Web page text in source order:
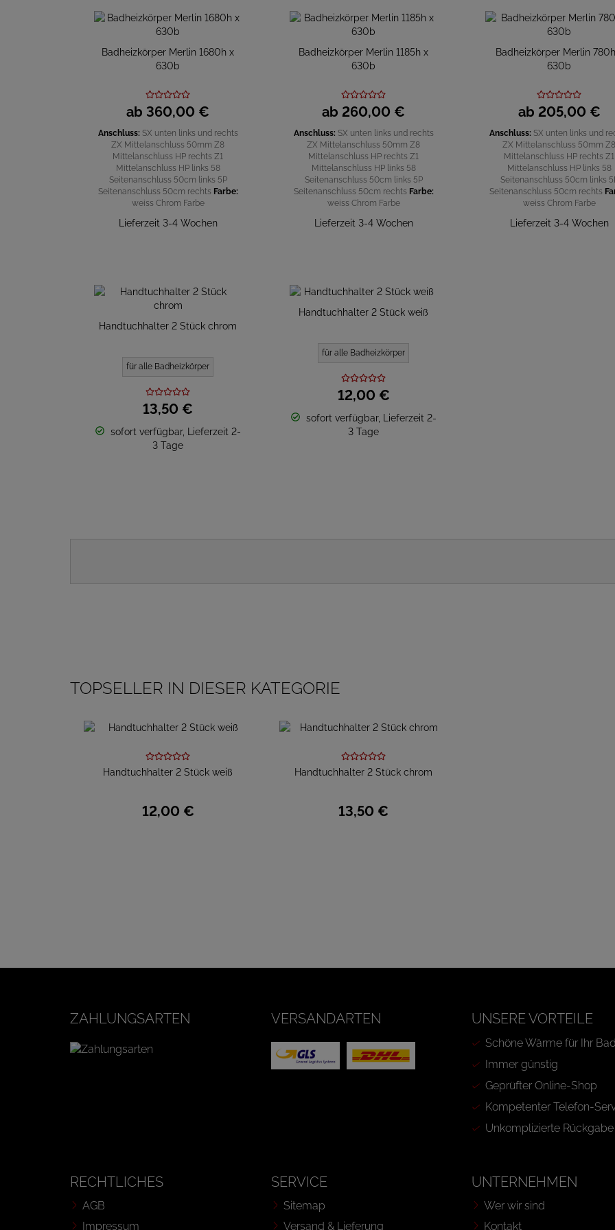
Badheizkörper Merlin 1680h x
630b
ab 360,00 €
Anschluss: SX unten links und rechts
ZX Mittelanschluss 50mm Z8
Mittelanschluss HP rechts Z1
Mittelanschluss HP links 58
Seitenanschluss 50cm links 5P
Seitenanschluss 50cm rechts Farbe:
weiss Chrom Farbe
Lieferzeit 3-4 Wochen
Badheizkörper Merlin 1185h x
630b
ab 260,00 €
Anschluss: SX unten links und rechts
ZX Mittelanschluss 50mm Z8
Mittelanschluss HP rechts Z1
Mittelanschluss HP links 58
Seitenanschluss 50cm links 5P
Seitenanschluss 50cm rechts Farbe:
weiss Chrom Farbe
Lieferzeit 3-4 Wochen
Badheizkörper Merlin
630b
ab 205,00 €
Anschluss: SX unten links und
ZX Mittelanschluss 50mm Z8
Mittelanschluss HP rechts Z1
Mittelanschluss HP links 58
Seitenanschluss 50cm links
Seitenanschluss 50cm rechts
weiss Chrom Farbe
Lieferzeit 3-4 Wochen
Handtuchhalter 2 Stück chrom
für alle Badheizkörper
13,50 €
sofort verfügbar, Lieferzeit 2-
3 Tage
Handtuchhalter 2 Stück weiß
für alle Badheizkörper
12,00 €
sofort verfügbar, Lieferzeit 2-
3 Tage
TOPSELLER IN DIESER KATEGORIE
Handtuchhalter 2 Stück weiß
12,00 €
Handtuchhalter 2 Stück chrom
13,50 €
ZAHLUNGSARTEN VERSANDARTEN UNSERE VORTEILE
Schöne Wärme für Ihr
Immer günstig
Geprüfter Online-Shop
Kompetenter Telefon-
Unkomplizierte Rückgabe
RECHTLICHES
AGB
Impressum
SERVICE
Sitemap
Versand & Lieferung
UNTERNEHMEN
Wer wir sind
Kontakt